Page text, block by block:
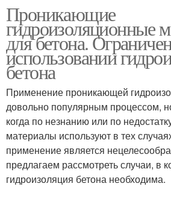
Проникающие
гидроизоляционные
для бетона.
использовании
бетона
Применение проникающей
довольно популярным процессом,
когда по незнанию или по
материалы используют в тех
применение является
предлагаем рассмотреть случаи, в
гидроизоляция бетона необходима.